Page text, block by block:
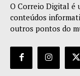
O Correio Digital é
conteúdos
outros pontos do